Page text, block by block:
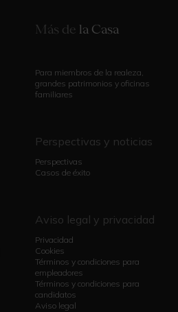
Más de la Casa
Para miembros de la realeza,
grandes patrimonios y oficinas
familiares
Perspectivas y noticias
Perspectivas
Casos de éxito
Aviso legal y privacidad
Privacidad
Cookies
Términos y condiciones para
empleadores
Términos y condiciones para
candidatos
Aviso legal